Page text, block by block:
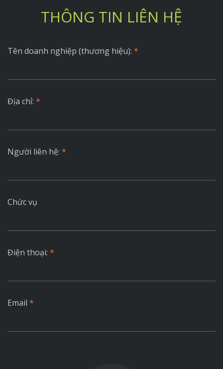
THÔNG TIN LIÊN HỆ
Tên doanh nghiệp (thương hiệu): *
Địa chỉ: *
Người liên hệ: *
Chức vụ
Điện thoại: *
Email *